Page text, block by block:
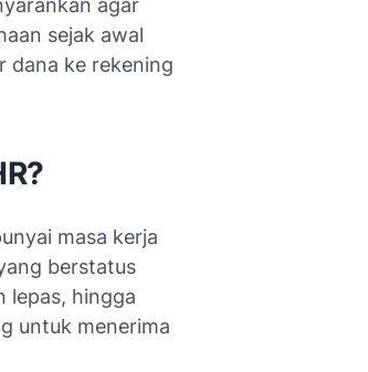
agar
sejak awal
dana ke rekening
masa kerja
berstatus
lepas, hingga
untuk menerima